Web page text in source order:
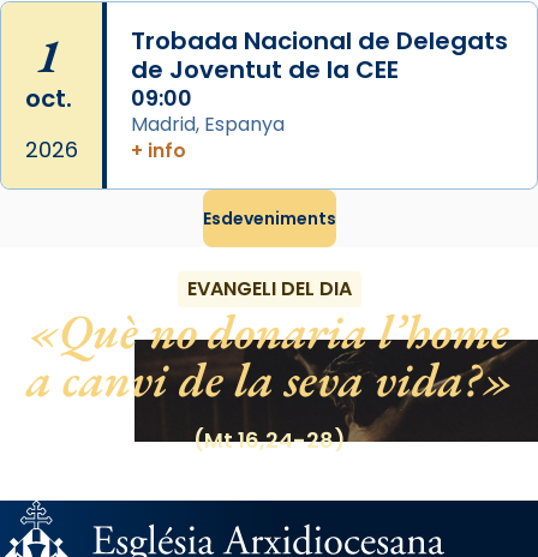
1
oct.
2026
Trobada Nacional de Delegats
de Joventut de la CEE
09:00
Madrid, Espanya
+ info
Esdeveniments
EVANGELI DEL DIA
Què no donaria l’home
a canvi de la seva vida?
(Mt 16,24-28)